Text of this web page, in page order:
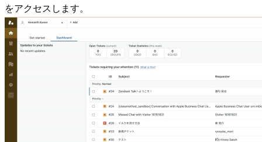
をアクセスします。